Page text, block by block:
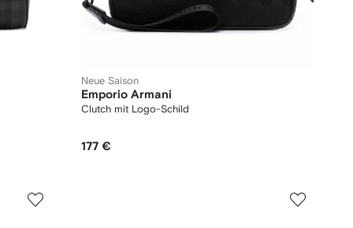
Neue Saison
Emporio Armani
Clutch mit Logo-Schild
177 €